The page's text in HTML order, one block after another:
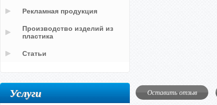
Оставить отзыв
Рекламная продукция
Производство изделий из
пластика
Статьи
Услуги